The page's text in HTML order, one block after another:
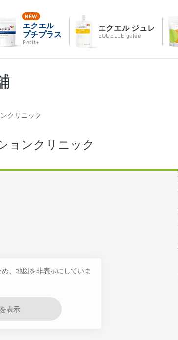
エクエル
プチプラス
Petit+
エクエル ジュレ
EQUELLE gelée
クリニック
ョンクリニック
、地図を非表示にしていま
表示